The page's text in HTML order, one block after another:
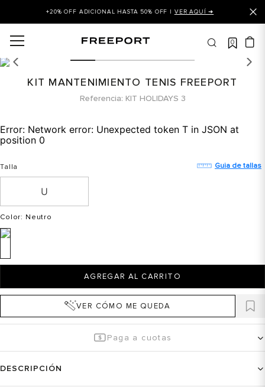
+20% OFF ADICIONAL HASTA 50% OFF | VER AQUÍ ➜
0
KIT MANTENIMIENTO TENIS FREEPORT
Referencia KIT HOLIDAYS 3
Error: Network error: Unexpected token T in JSON at
position 0
Talla Guia de tallas
Color: Neutro
AGREGAR AL CARRITO
VER CÓMO ME QUEDA
Paga a cuotas
DESCRIPCIÓN
balance 327
tommy hilfiger
balance 574
mujer